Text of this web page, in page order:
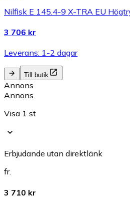
Nilfisk E 145.4-9 X-TRA EU
3 706 kr
Leverans: 1-2 dagar
Till butik
Annons
Annons
Visa 1 st
Erbjudande utan direktlänk
fr.
3 710 kr